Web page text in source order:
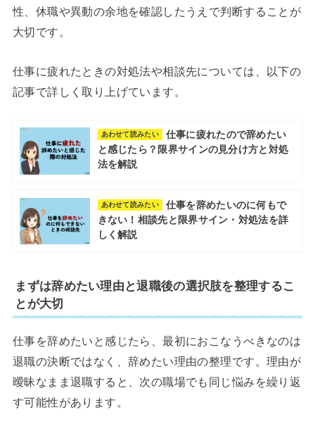
性、休職や異動の余地を確認したうえで判断することが
大切です。
仕事に疲れたときの対処法や相談先については、以下の
記事で詳しく取り上げています。
あわせて読みたい
仕事に疲れたので辞めたい
と感じたら？限界サインの見分け方と対処
法を解説
あわせて読みたい
仕事を辞めたいのに何もで
きない！相談先と限界サイン・対処法を詳
しく解説
まずは辞めたい理由と退職後の選択肢を整理するこ
とが大切
仕事を辞めたいと感じたら、最初におこなうべきなのは
退職の決断ではなく、辞めたい理由の整理です。理由が
曖昧なまま退職すると、次の職場でも同じ悩みを繰り返
す可能性があります。